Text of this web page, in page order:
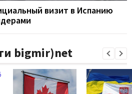
визит в Испанию
bigmir)net